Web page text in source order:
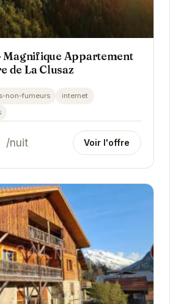
Magnifique Appartement
de La Clusaz
non-fumeurs
internet
/nuit Voir l'offre